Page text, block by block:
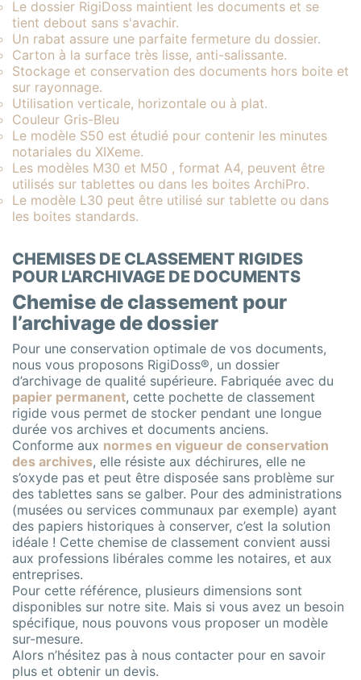
Le dossier RigiDoss maintient les documents et se
tient debout sans s'avachir.
Un rabat assure une parfaite fermeture du dossier.
Carton à la surface très lisse, anti-salissante.
Stockage et conservation des documents hors boite et
sur rayonnage.
Utilisation verticale, horizontale ou à plat.
Couleur Gris-Bleu
Le modèle S50 est étudié pour contenir les minutes
notariales du XIXeme.
Les modèles M30 et M50 , format A4, peuvent être
utilisés sur tablettes ou dans les boites ArchiPro.
Le modèle L30 peut être utilisé sur tablette ou dans
les boites standards.
CHEMISES DE CLASSEMENT RIGIDES
POUR L'ARCHIVAGE DE DOCUMENTS
Chemise de classement pour
l’archivage de dossier
Pour une conservation optimale de vos documents,
nous vous proposons RigiDoss®, un dossier
d’archivage de qualité supérieure. Fabriquée avec du
papier permanent, cette pochette de classement
rigide vous permet de stocker pendant une longue
durée vos archives et documents anciens.
Conforme aux normes en vigueur de conservation
des archives, elle résiste aux déchirures, elle ne
s’oxyde pas et peut être disposée sans problème sur
des tablettes sans se galber. Pour des administrations
(musées ou services communaux par exemple) ayant
des papiers historiques à conserver, c’est la solution
idéale ! Cette chemise de classement convient aussi
aux professions libérales comme les notaires, et aux
entreprises.
Pour cette référence, plusieurs dimensions sont
disponibles sur notre site. Mais si vous avez un besoin
spécifique, nous pouvons vous proposer un modèle
sur-mesure.
Alors n’hésitez pas à nous contacter pour en savoir
plus et obtenir un devis.